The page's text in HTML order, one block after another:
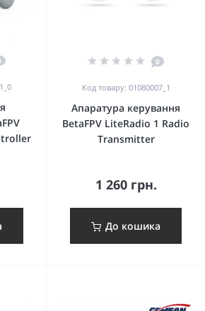
0
Код товару: 01080007_1
Апаратура керування
BetaFPV LiteRadio 1 Radio
Transmitter
1 260 грн.
До кошика